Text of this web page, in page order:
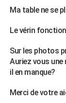
Mobiles
Meilleur smartphone
Internet
Ordinateurs
Jeux vidéo
Guide high-tech
+
Forum
Aménagement
Extérieur
Cuisine
Salle de bains
Jardinage
Rangement
WEEK-END
Guides de France
Escapades
Patrimoine
Expositions
Musées
Week-end nature
+LIFESTYLE
Art de vivre
Bien-être
Loisirs
Mode
Modes de vie
SANTE
Alimentation
Guide de la santé
Maladies
Médicaments
Sommeil
VOYAGE
Ma table ne se
Le vérin
Sur les photos
Auriez vous une
il en manque?
Merci de votre